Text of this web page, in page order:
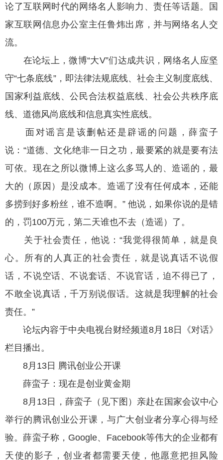
论了互联网时代的网络名人影响力、责任等话题。国
家互联网信息办公室主任鲁炜出席，并与网络名人交
流。
在论坛上，微博“大V”们达成共识，网络名人应坚
守“七条底线”，即法律法规底线、社会主义制度底线、
国家利益底线、公民合法权益底线、社会公共秩序底
线、道德风尚底线和信息真实性底线。
面对谣言是该删帖还是辟谣的问题，薛蛮子
说：“道德、文化绝非一日之功，最要紧的就是要有法
可依。现在之所以微博上这么多骂人的、造谣的，最
大的（原因）是没成本。造谣了没有任何成本，还能
多捞到好多粉丝，谁不造啊。” 他说，如果你说的是错
的，罚100万元，第二天谁也不去（造谣）了。
关于社会责任，他说：“我觉得很简单，就是良
心。所有的人真正的社会责任，就是说真话不说假
话，不说空话、不说套话、不说官话，迫不得已了，
不敢全说真话，千万别说假话。这就是我理解的社会
责任。”
论坛内容于中央电视台财经频道8月18日《对话》
栏目播出。
8月13日 腾讯创业公开课
薛蛮子：现在是创业黄金期
8月13日，薛蛮子（见下图）亲赴在国家会议中心
举行的腾讯创业公开课，与广大创业者分享心得与经
验。薛蛮子称，Google、Facebook等伟大的企业都有
天使的影子，创业者都需要天使，他愿意把担风险